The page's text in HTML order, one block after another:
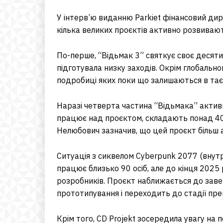
У інтерв’ю виданню Parkiet фінансовий
кілька великих проєктів активно
По-перше, “Відьмак 3” святкує своє
підготувала низку заходів. Окрім
подробиці яких поки що залишаються в
Наразі четверта частина “Відьмака”
працює над проєктом, складають понад
Нелюбович зазначив, що цей проєкт більш
Ситуація з сиквелом Cyberpunk 2077
працює близько 90 осіб, але до кінця
розробників. Проєкт наближається до
прототипування і переходить до стадії
Крім того, CD Projekt зосередила увагу